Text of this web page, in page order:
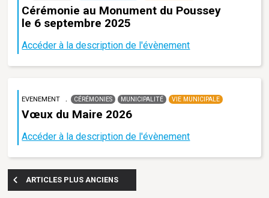
Cérémonie au Monument du Poussey
le 6 septembre 2025
Accéder à la description de l'évènement
EVENEMENT CÉRÉMONIES MUNICIPALITÉ VIE MUNICIPALE
Vœux du Maire 2026
Accéder à la description de l'évènement
ARTICLES PLUS ANCIENS